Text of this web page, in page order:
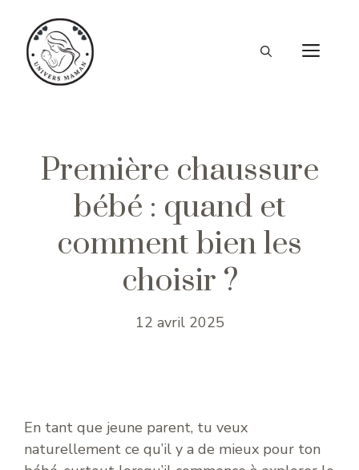
contenu
Première chaussure
bébé : quand et
comment bien les
choisir ?
12 avril 2025
En tant que jeune parent, tu veux
naturellement ce qu’il y a de mieux pour ton